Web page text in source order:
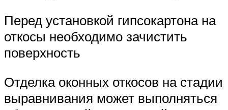
Перед установкой гипсокартона на
откосы необходимо зачистить
поверхность
Отделка оконных откосов на стадии
выравнивания может выполняться